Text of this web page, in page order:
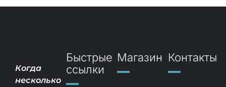
Когда
несколько
Быстрые
ссылки
Магазин Контакты